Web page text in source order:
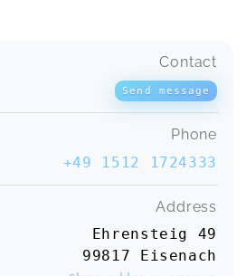
Contact
Send message
Phone
+49 1512 1724333
Address
Ehrensteig 49
99817 Eisenach